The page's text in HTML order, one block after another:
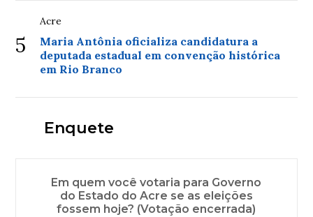
5
Acre
Maria Antônia oficializa candidatura a
deputada estadual em convenção histórica
em Rio Branco
Enquete
Em quem você votaria para Governo
do Estado do Acre se as eleições
fossem hoje? (Votação encerrada)